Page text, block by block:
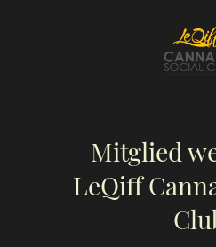
Mitglied
LeQiff